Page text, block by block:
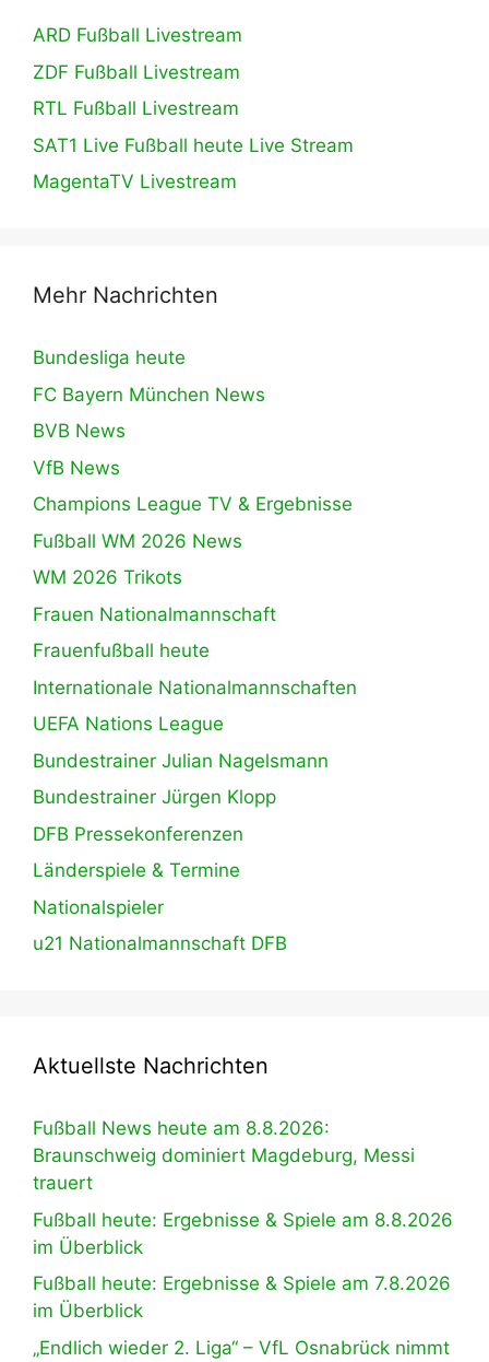
ARD Fußball Livestream
ZDF Fußball Livestream
RTL Fußball Livestream
SAT1 Live Fußball heute Live Stream
MagentaTV Livestream
Mehr Nachrichten
Bundesliga heute
FC Bayern München News
BVB News
VfB News
Champions League TV & Ergebnisse
Fußball WM 2026 News
WM 2026 Trikots
Frauen Nationalmannschaft
Frauenfußball heute
Internationale Nationalmannschaften
UEFA Nations League
Bundestrainer Julian Nagelsmann
Bundestrainer Jürgen Klopp
DFB Pressekonferenzen
Länderspiele & Termine
Nationalspieler
u21 Nationalmannschaft DFB
Aktuellste Nachrichten
Fußball News heute am 8.8.2026:
Braunschweig dominiert Magdeburg, Messi
trauert
Fußball heute: Ergebnisse & Spiele am 8.8.2026
im Überblick
Fußball heute: Ergebnisse & Spiele am 7.8.2026
im Überblick
„Endlich wieder 2. Liga“ – VfL Osnabrück nimmt